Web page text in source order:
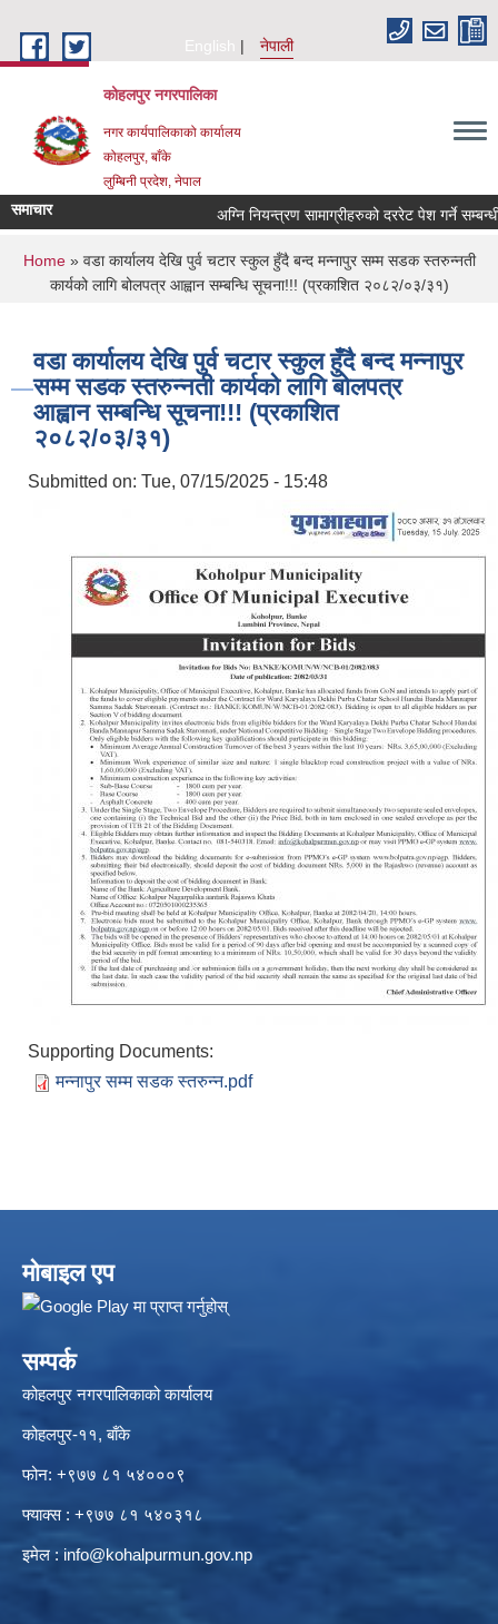
English
नेपाली
कोहलपुर नगरपालिका
नगर कार्यपालिकाको कार्यालय
कोहलपुर, बाँके
लुम्बिनी प्रदेश, नेपाल
समाचार
You are here
Home» वडा कार्यालय देखि पुर्व चटार स्कुल हुँदै बन्द मन्नापुर सम्म सडक स्तरुन्नती
कार्यको लागि बोलपत्र आह्वान सम्बन्धि सूचना!!! (प्रकाशित २०८२/०३/३१)
वडा कार्यालय देखि पुर्व चटार स्कुल हुँदै बन्द मन्नापुर
सम्म सडक स्तरुन्नती कार्यको लागि बोलपत्र
आह्वान सम्बन्धि सूचना!!! (प्रकाशित
२०८२/०३/३१)
Submitted on: Tue, 07/15/2025 - 15:48
Supporting Documents:
मन्नापुर सम्म सडक स्तरुन्न.pdf
मोबाइल एप
सम्पर्क
कोहलपुर नगरपालिकाको कार्यालय
कोहलपुर-११, बाँके
फोन: +९७७ ८१ ५४०००९
फ्याक्स : +९७७ ८१ ५४०३१८
इमेल : info@kohalpurmun.gov.np